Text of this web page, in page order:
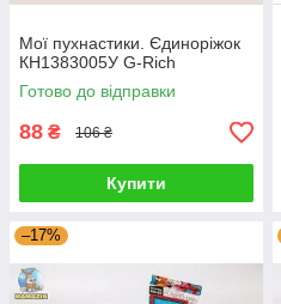
Мої пухнастики. Єдиноріжок
КН1383005У G-Rich
Готово до відправки
88 ₴ 106 ₴
Купити
–17%